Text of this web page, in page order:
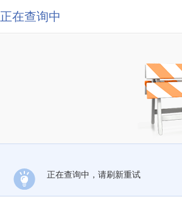
正在查询中
正在查询中，请刷新重试